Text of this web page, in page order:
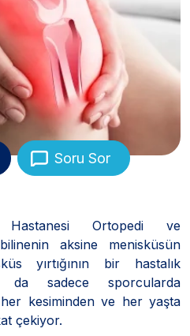
Soru Sor
Hastanesi Ortopedi ve
aksine menisküsün
yırtığının bir hastalık
sadece sporcularda
kesiminden ve her yaşta
çekiyor.